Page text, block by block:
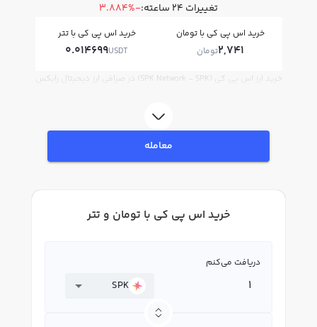
تغییرات ۲۴ ساعته: -3.884%
خرید اس پي کي با تومان
2,741تومان
خرید اس پي کي با تتر
0.014699USDT
خرید ارز اس پي کي (SPK Network - SPK) در صرافی ارز دیجیتال رابکس
معامله
خرید اس پي کي با تومان و تتر
دریافت می‌کنم
SPK